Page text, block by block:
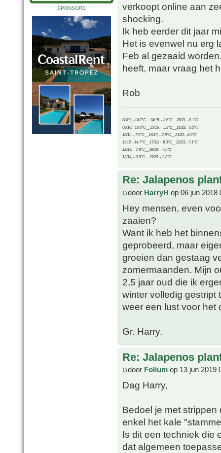
SPONSORS
verkoopt online aan
shocking.
Ik heb eerder dit jaar
Het is evenwel nu erg
Feb al gezaaid
heeft, maar vraag het
Rob
08/09, -14.7°C__14/15, - 3.6°C__20/21, -9.1°C
09/10, -10.0°C__15/16, - 5.9°C__21/22, -5.2°C
10/11, - 7.9°C__16/17, - 7.9°C__21/22, -6.9°C
11/12, -14.7°C__17/18, - 8.3°C__22/23, -7.1°C
12/13, - 7.9°C__18/19, - 7.5°C
13/14, - 0.8°C__19/20, - 2.8°C
Re: Jalapenos
door HarryH op 06 jun 2018
Hey mensen, even
zaaien?
Want ik heb het
geprobeerd, maar
groeien dan gestaag
zomermaanden. Mijn
2,5 jaar oud die ik
winter volledig gestript
weer een lust voor het
Gr. Harry.
Re: Jalapenos
door Folium op 13 jun 2019
Dag Harry,
Bedoel je met
enkel het kale
Is dit een techniek die
dat algemeen